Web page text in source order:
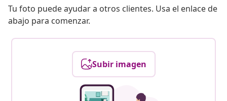
Tu foto puede ayudar a otros clientes. Usa el enlace de
abajo para comenzar.
Subir imagen